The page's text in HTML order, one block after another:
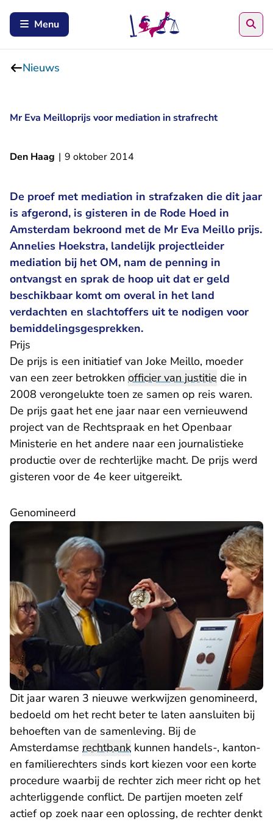
Menu
Nieuws
Mr Eva Meilloprijs voor mediation in strafrecht
Den Haag | 9 oktober 2014
De proef met mediation in strafzaken die dit jaar
is afgerond, is gisteren in de Rode Hoed in
Amsterdam bekroond met de Mr Eva Meillo prijs.
Annelies Hoekstra, landelijk projectleider
mediation bij het OM, nam de penning in
ontvangst en sprak de hoop uit dat er geld
beschikbaar komt om overal in het land
verdachten en slachtoffers uit te nodigen voor
bemiddelingsgesprekken.
Prijs
De prijs is een initiatief van Joke Meillo, moeder
van een zeer betrokken officier van justitie die in
2008 verongelukte toen ze samen op reis waren.
De prijs gaat het ene jaar naar een vernieuwend
project van de Rechtspraak en het Openbaar
Ministerie en het andere naar een journalistieke
productie over de rechterlijke macht. De prijs werd
gisteren voor de 4e keer uitgereikt.
Genomineerd
Dit jaar waren 3 nieuwe werkwijzen genomineerd,
bedoeld om het recht beter te laten aansluiten bij
behoeften van de samenleving. Bij de
Amsterdamse rechtbank kunnen handels-, kanton-
en familierechters sinds kort kiezen voor een korte
procedure waarbij de rechter zich meer richt op het
achterliggende conflict. De partijen moeten zelf
actief op zoek naar een oplossing, de rechter denkt